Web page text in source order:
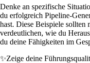
Denke an spezifische
du erfolgreich Pipeline-
hast. Diese Beispiele sollten
verdeutlichen, wie du
du deine Fähigkeiten im
✨Zeige deine